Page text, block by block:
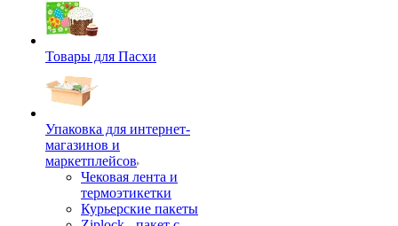
Товары для Пасхи
Упаковка для интернет-
магазинов и
маркетплейсов
Чековая лента и
термоэтикетки
Курьерские пакеты